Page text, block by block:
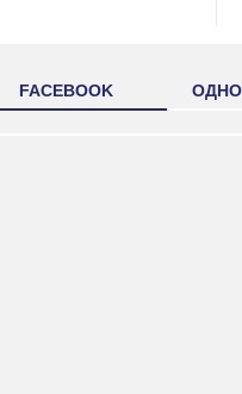
FACEBOOK